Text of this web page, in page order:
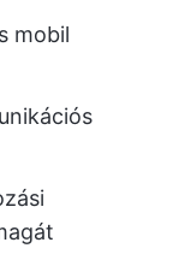
mobil